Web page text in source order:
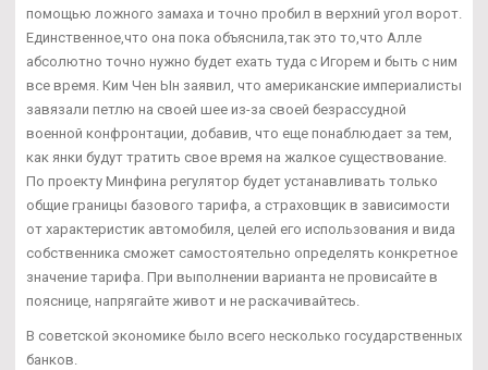
помощью ложного замаха и точно пробил в верхний угол ворот.
Единственное,что она пока объяснила,так это то,что Алле
абсолютно точно нужно будет ехать туда с Игорем и быть с ним
все время. Ким Чен Ын заявил, что американские империалисты
завязали петлю на своей шее из-за своей безрассудной
военной конфронтации, добавив, что еще понаблюдает за тем,
как янки будут тратить свое время на жалкое существование.
По проекту Минфина регулятор будет устанавливать только
общие границы базового тарифа, а страховщик в зависимости
от характеристик автомобиля, целей его использования и вида
собственника сможет самостоятельно определять конкретное
значение тарифа. При выполнении варианта не провисайте в
пояснице, напрягайте живот и не раскачивайтесь.
В советской экономике было всего несколько государственных
банков.